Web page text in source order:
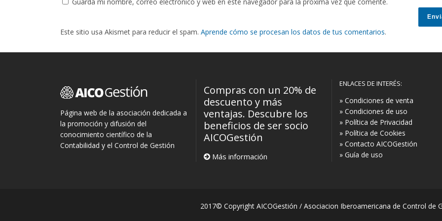
Este sitio usa Akismet para reducir el spam. Aprende cómo se procesan los datos de tus comentarios.
Página web de la asociación dedicada a
la promoción y difusión del
conocimiento científico de la
Contabilidad y el Control de Gestión
Compras con un 20% de
descuento y más
ventajas. Descubre los
beneficios de ser socio
AICOGestión
Más información
ENLACES DE INTERÉS:
» Condiciones de venta
» Condiciones de uso
» Política de Privacidad
» Política de Cookies
» Contacto AICOGestión
» Guía de uso
2017© Copyright AICOGestión / Asociacion Iberoamericana de Control de